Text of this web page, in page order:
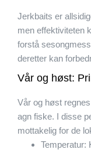
Jerkbaits er
men effektiviteten
forstå
deretter kan
Vår og høst:
Vår og høst
agn fiske. I disse
mottakelig for de
Temperatur: